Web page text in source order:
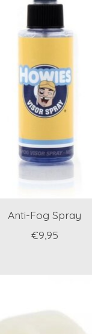
Anti-Fog Spray
€9,95